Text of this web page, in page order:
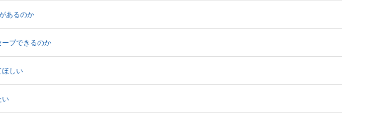
あるのか
ーブできるのか
ほしい
い